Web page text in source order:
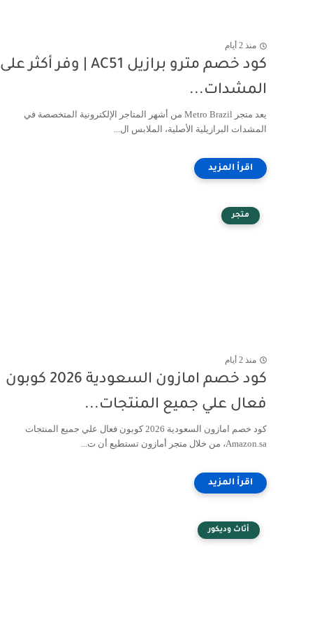
منذ 2 أيام
كود خصم مترو برازيل AC51 | وفر أكثر على
المشدات...
يعد متجر Metro Brazil من أشهر المتاجر الإلكترونية المتخصصة في
المشدات البرازيلية الأصلية، الملابس ال...
متجر
منذ 2 أيام
كود خصم امازون السعودية 2026 كوبون
فعال علي جميع المنتجات...
كود خصم امازون السعودية 2026 كوبون فعال علي جميع المنتجات
Amazon.sa، من خلال متجر أمازون تستطيع أن ت...
أثاث وديكور